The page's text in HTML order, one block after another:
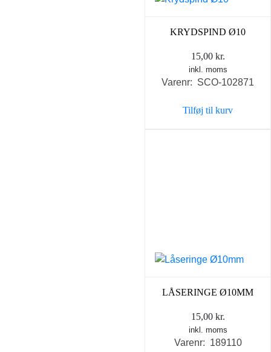
KRYDSPIND Ø10
15,00 kr.
inkl. moms
Varenr: SCO-102871
Tilføj til kurv
LÅSERINGE Ø10MM
15,00 kr.
inkl. moms
Varenr: 189110